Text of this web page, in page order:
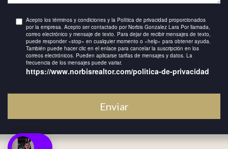
Acepto los términos y condiciones y la Política de privacidad proporcionados
por la empresa. Acepto ser contactado por Norbis Gonzalez Lara Por llamada,
correo electrónico y mensaje de texto. Para dejar de recibir mensajes de texto,
puede responder «stop» en cualquier momento o «help» para obtener ayuda.
También puede hacer clic en el enlace para cancelar la suscripción en los
correos electrónicos. Pueden aplicarse tarifas de mensajes y datos. La
frecuencia de los mensajes puede variar.
https://www.norbisrealtor.com/politica-de-privacidad
Enviar